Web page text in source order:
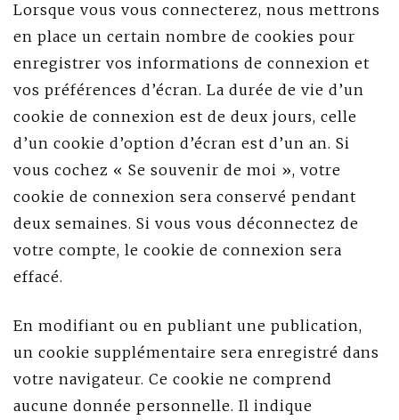
Lorsque vous vous connecterez, nous mettrons
en place un certain nombre de cookies pour
enregistrer vos informations de connexion et
vos préférences d’écran. La durée de vie d’un
cookie de connexion est de deux jours, celle
d’un cookie d’option d’écran est d’un an. Si
vous cochez « Se souvenir de moi », votre
cookie de connexion sera conservé pendant
deux semaines. Si vous vous déconnectez de
votre compte, le cookie de connexion sera
effacé.
En modifiant ou en publiant une publication,
un cookie supplémentaire sera enregistré dans
votre navigateur. Ce cookie ne comprend
aucune donnée personnelle. Il indique